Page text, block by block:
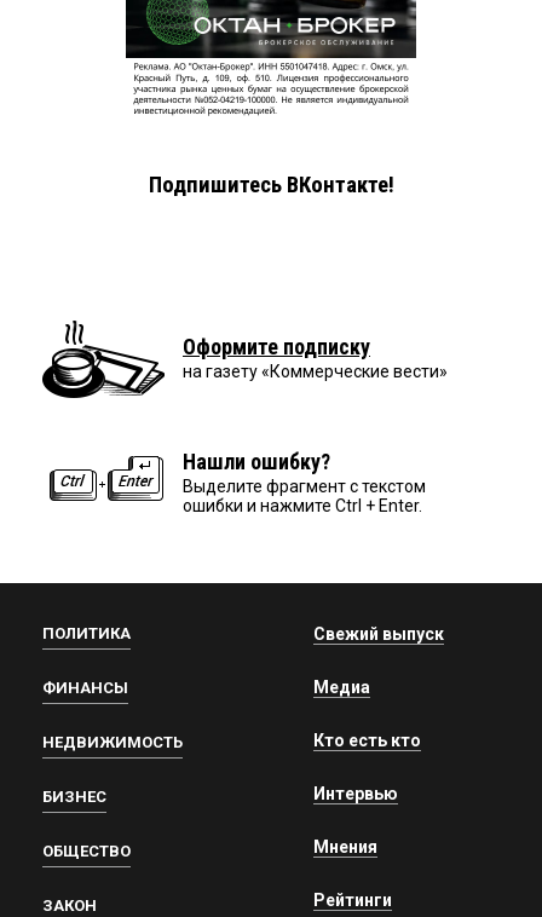
Подпишитесь ВКонтакте!
Оформите подписку
на газету «Коммерческие вести»
Нашли ошибку?
Выделите фрагмент с текстом
ошибки и нажмите Ctrl + Enter.
ПОЛИТИКА
ФИНАНСЫ
НЕДВИЖИМОСТЬ
БИЗНЕС
ОБЩЕСТВО
ЗАКОН
Свежий выпуск
Медиа
Кто есть кто
Интервью
Мнения
Рейтинги